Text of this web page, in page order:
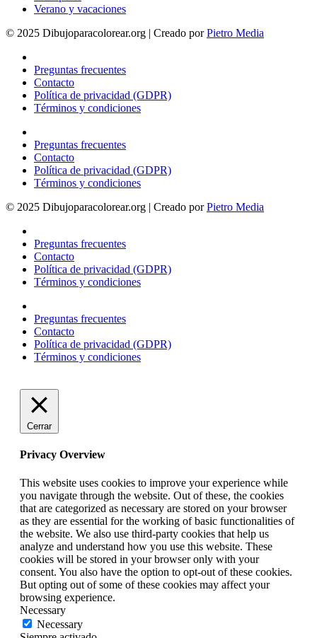
Verano y vacaciones
© 2025 Dibujoparacolorear.org | Creado porPietro Media
Preguntas frecuentes
Contacto
Política de privacidad (GDPR)
Términos y condiciones
Preguntas frecuentes
Contacto
Política de privacidad (GDPR)
Términos y condiciones
© 2025 Dibujoparacolorear.org | Creado porPietro Media
Preguntas frecuentes
Contacto
Política de privacidad (GDPR)
Términos y condiciones
Preguntas frecuentes
Contacto
Política de privacidad (GDPR)
Términos y condiciones
Cerrar
Privacy Overview
This website uses cookies to improve your experience while
you navigate through the website. Out of these, the cookies
that are categorized as necessary are stored on your browser
as they are essential for the working of basic functionalities of
the website. We also use third-party cookies that help us
analyze and understand how you use this website. These
cookies will be stored in your browser only with your
consent. You also have the option to opt-out of these cookies.
But opting out of some of these cookies may affect your
browsing experience.
Necessary
Necessary